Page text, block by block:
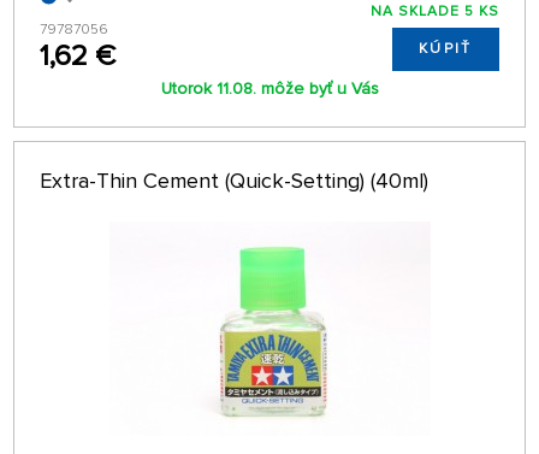
79787056
1,62 €
NA SKLADE 5 KS
KÚPIŤ
Utorok 11.08. môže byť u Vás
Extra-Thin Cement (Quick-Setting) (40ml)